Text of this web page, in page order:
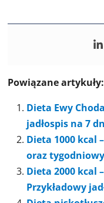
Powiązane artykuły:
Dieta Ewy
jadłospis na 7
Dieta 1000 kcal
oraz
Dieta 2000 kcal
Przykładowy